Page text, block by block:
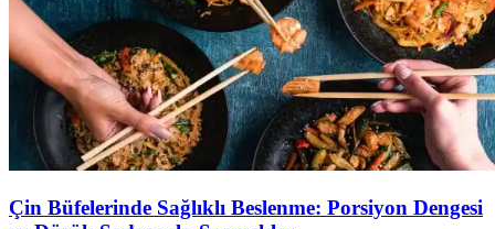
Çin Büfelerinde Sağlıklı Beslenme: Porsiyon Dengesi